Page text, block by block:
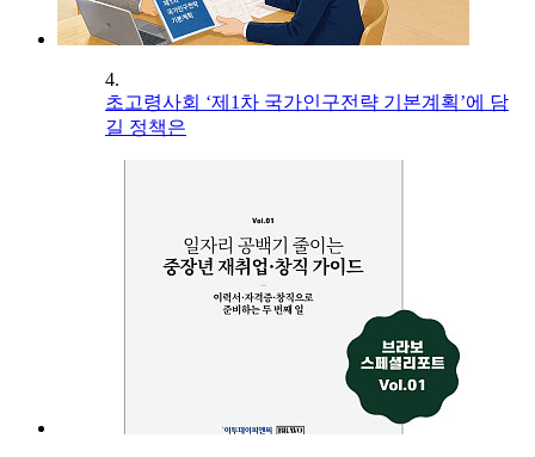
4.
초고령사회 ‘제1차 국가인구전략 기본계획’에 담
길 정책은